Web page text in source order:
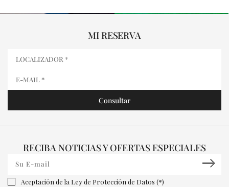
MI RESERVA
RECIBA NOTICIAS Y OFERTAS ESPECIALES
Aceptación de la Ley de Protección de Datos (*)